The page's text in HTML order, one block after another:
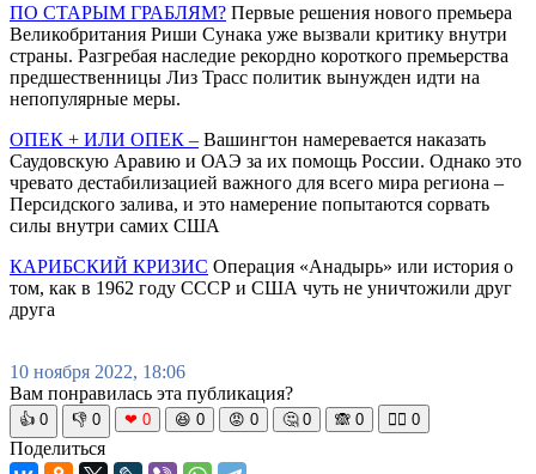
ПО СТАРЫМ ГРАБЛЯМ? Первые решения нового премьера
Великобритания Риши Сунака уже вызвали критику внутри
страны. Разгребая наследие рекордно короткого премьерства
предшественницы Лиз Трасс политик вынужден идти на
непопулярные меры.
ОПЕК + ИЛИ ОПЕК – Вашингтон намеревается наказать
Саудовскую Аравию и ОАЭ за их помощь России. Однако это
чревато дестабилизацией важного для всего мира региона –
Персидского залива, и это намерение попытаются сорвать
силы внутри самих США
КАРИБСКИЙ КРИЗИС Операция «Анадырь» или история о
том, как в 1962 году СССР и США чуть не уничтожили друг
друга
10 ноября 2022, 18:06
Вам понравилась эта публикация?
👍 0 👎 0 ❤ 0 😆 0 😡 0 🤔 0 🙈 0 🧘‍♀️ 0
Поделиться